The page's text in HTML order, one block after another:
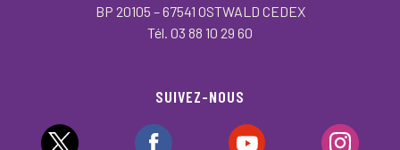
BP 20105 – 67541 OSTWALD CEDEX
Tél. 03 88 10 29 60
SUIVEZ-NOUS